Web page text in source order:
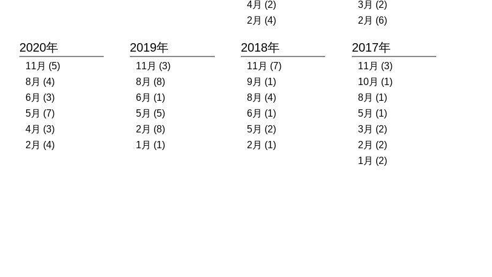
4月 (2)
2月 (4)
3月 (2)
2月 (6)
2020年
11月 (5)
8月 (4)
6月 (3)
5月 (7)
4月 (3)
2月 (4)
2019年
11月 (3)
8月 (8)
6月 (1)
5月 (5)
2月 (8)
1月 (1)
2018年
11月 (7)
9月 (1)
8月 (4)
6月 (1)
5月 (2)
2月 (1)
2017年
11月 (3)
10月 (1)
8月 (1)
5月 (1)
3月 (2)
2月 (2)
1月 (2)